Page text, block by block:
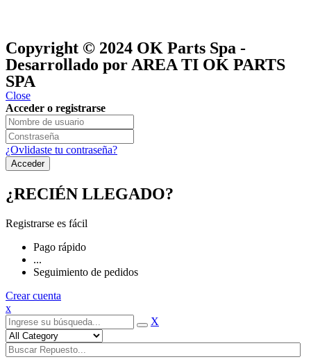
Copyright © 2024 OK Parts Spa -
Desarrollado por AREA TI OK PARTS
SPA
Close
Acceder o registrarse
¿Ovlidaste tu contraseña?
¿RECIÉN LLEGADO?
Registrarse es fácil
Pago rápido
...
Seguimiento de pedidos
Crear cuenta
x
X